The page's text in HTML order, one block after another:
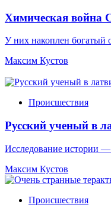
Химическая
У них накоплен богатый
Максим Кустов
Происшествия
Русский ученый в
Исследование истории —
Максим Кустов
Происшествия